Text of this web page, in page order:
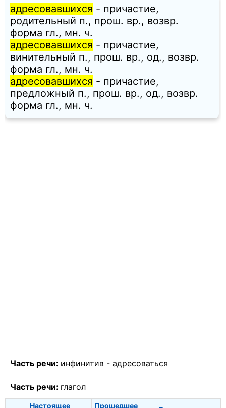
адресовавшихся - причастие,
родительный п., прош. вр., возвр.
форма гл., мн. ч.
адресовавшихся - причастие,
винительный п., прош. вр., од., возвр.
форма гл., мн. ч.
адресовавшихся - причастие,
предложный п., прош. вр., од., возвр.
форма гл., мн. ч.
Часть речи: инфинитив - адресоваться
Часть речи: глагол
Настоящее
Прошедшее